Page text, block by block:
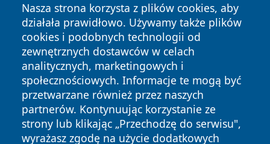
Nasza strona korzysta z plików cookies, aby
działała prawidłowo. Używamy także plików
cookies i podobnych technologii od
zewnętrznych dostawców w celach
analitycznych, marketingowych i
społecznościowych. Informacje te mogą być
przetwarzane również przez naszych
partnerów. Kontynuując korzystanie ze
strony lub klikając „Przechodzę do serwisu",
wyrażasz zgodę na użycie dodatkowych
Copyright © 2026 halotorun.pl Wszystkie prawa zastrzeżone.